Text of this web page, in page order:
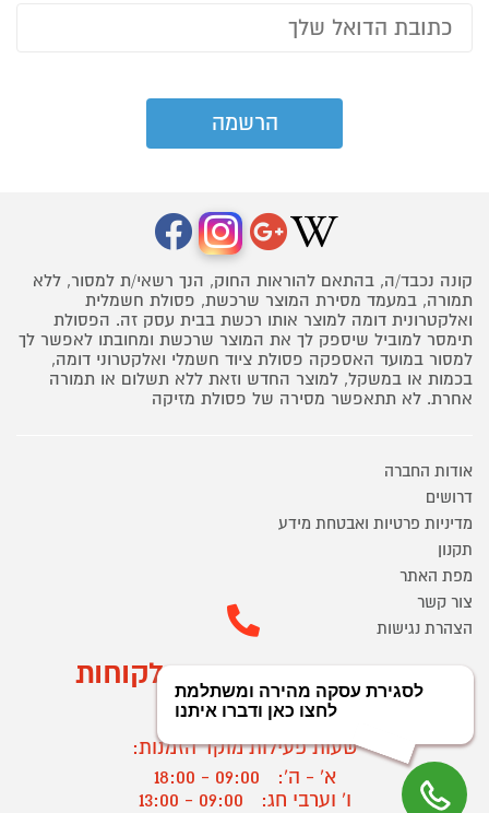
קונה נכבד/ה, בהתאם להוראות החוק, הנך רשאי/ת למסור, ללא
תמורה, במעמד מסירת המוצר שרכשת, פסולת חשמלית
ואלקטרונית דומה למוצר אותו רכשת בבית עסק זה. הפסולת
תימסר למוביל שיספק לך את המוצר שרכשת ומחובתו לאפשר לך
למסור במועד האספקה פסולת ציוד חשמלי ואלקטרוני דומה,
בכמות או במשקל, למוצר החדש וזאת ללא תשלום או תמורה
אחרת. לא תתאפשר מסירה של פסולת מזיקה
אודות החברה
דרושים
מדיניות פרטיות ואבטחת מידע
תקנון
מפת האתר
צור קשר
הצהרת נגישות
מוקד הזמנות ושירות לקוחות
03-9545370
שעות פעילות מוקד הזמנות:
א' - ה':
09:00 - 18:00
ו' וערבי חג:
09:00 - 13:00